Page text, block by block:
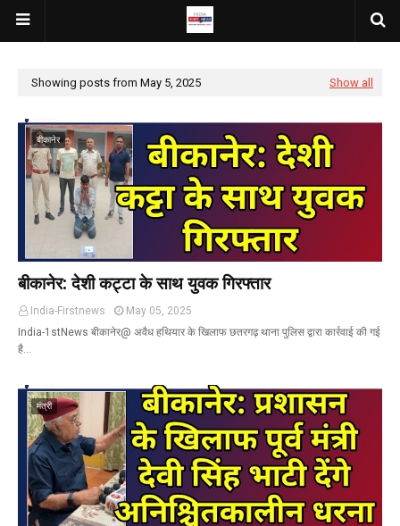
Showing posts from May 5, 2025 Show all
बीकानेर
बीकानेर: देशी कट्टा के साथ युवक गिरफ्तार
India-Firstnews
May 05, 2025
India-1stNews बीकानेर@ अवैध हथियार के खिलाफ छतरगढ़ थाना पुलिस द्वारा कार्रवाई की गई
है…
मंत्री